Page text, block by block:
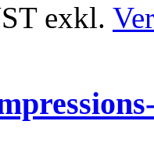
exkl.